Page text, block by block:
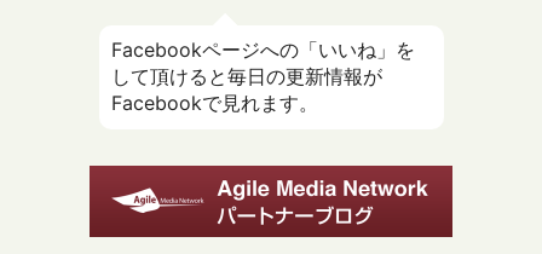
Facebookページへの「いいね」を
して頂けると毎日の更新情報が
Facebookで見れます。